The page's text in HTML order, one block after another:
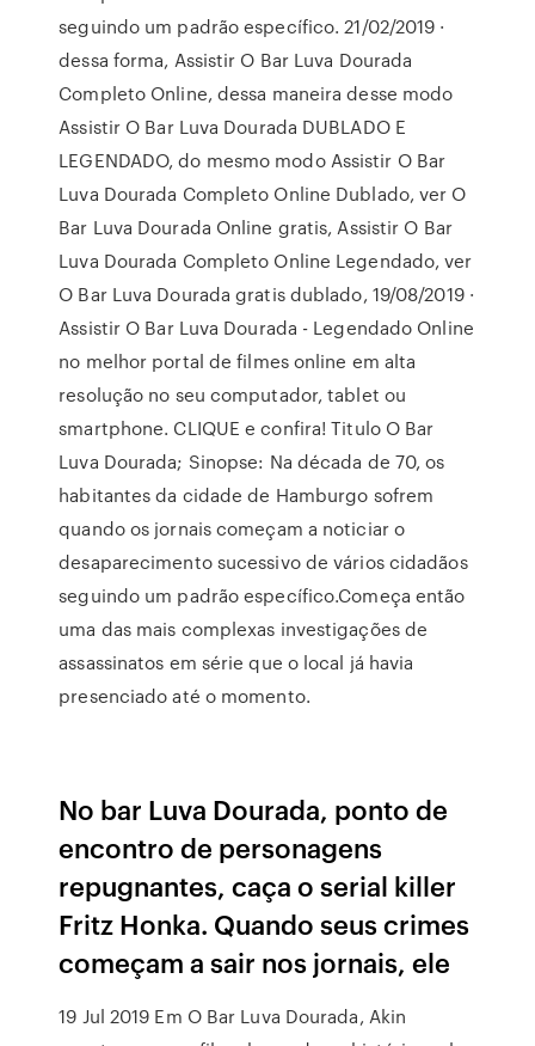
seguindo um padrão específico. 21/02/2019 ·
dessa forma, Assistir O Bar Luva Dourada
Completo Online, dessa maneira desse modo
Assistir O Bar Luva Dourada DUBLADO E
LEGENDADO, do mesmo modo Assistir O Bar
Luva Dourada Completo Online Dublado, ver O
Bar Luva Dourada Online gratis, Assistir O Bar
Luva Dourada Completo Online Legendado, ver
O Bar Luva Dourada gratis dublado, 19/08/2019 ·
Assistir O Bar Luva Dourada - Legendado Online
no melhor portal de filmes online em alta
resolução no seu computador, tablet ou
smartphone. CLIQUE e confira! Titulo O Bar
Luva Dourada; Sinopse: Na década de 70, os
habitantes da cidade de Hamburgo sofrem
quando os jornais começam a noticiar o
desaparecimento sucessivo de vários cidadãos
seguindo um padrão específico.Começa então
uma das mais complexas investigações de
assassinatos em série que o local já havia
presenciado até o momento.
No bar Luva Dourada, ponto de
encontro de personagens
repugnantes, caça o serial killer
Fritz Honka. Quando seus crimes
começam a sair nos jornais, ele
19 Jul 2019 Em O Bar Luva Dourada, Akin